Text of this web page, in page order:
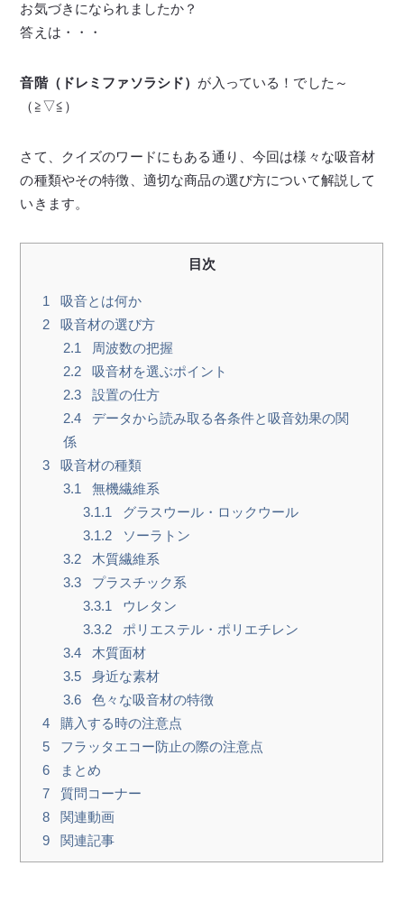
お気づきになられましたか？
答えは・・・
音階（ドレミファソラシド） が入っている！でした～
（≧▽≦）
さて、クイズのワードにもある通り、今回は様々な吸音材
の種類やその特徴、適切な商品の選び方について解説して
いきます。
目次
1
吸音とは何か
2
吸音材の選び方
2.1
周波数の把握
2.2
吸音材を選ぶポイント
2.3
設置の仕方
2.4
データから読み取る各条件と吸音効果の関
係
3
吸音材の種類
3.1
無機繊維系
3.1.1
グラスウール・ロックウール
3.1.2
ソーラトン
3.2
木質繊維系
3.3
プラスチック系
3.3.1
ウレタン
3.3.2
ポリエステル・ポリエチレン
3.4
木質面材
3.5
身近な素材
3.6
色々な吸音材の特徴
4
購入する時の注意点
5
フラッタエコー防止の際の注意点
6
まとめ
7
質問コーナー
8
関連動画
9
関連記事